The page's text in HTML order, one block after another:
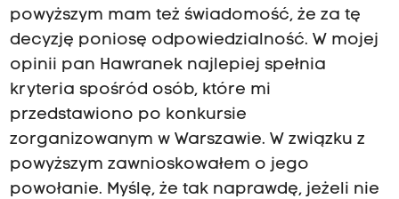
powyższym mam też świadomość, że za tę
decyzję poniosę odpowiedzialność. W mojej
opinii pan Hawranek najlepiej spełnia
kryteria spośród osób, które mi
przedstawiono po konkursie
zorganizowanym w Warszawie. W związku z
powyższym zawnioskowałem o jego
powołanie. Myślę, że tak naprawdę, jeżeli nie